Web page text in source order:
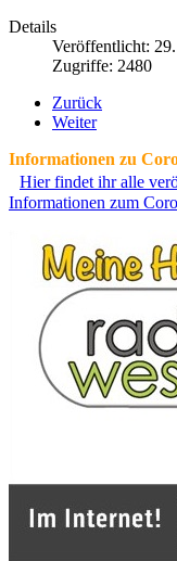
Details
Veröffentlicht:
Zugriffe: 2480
Zurück
Weiter
Informationen zu
Hier findet ihr alle
Informationen zum